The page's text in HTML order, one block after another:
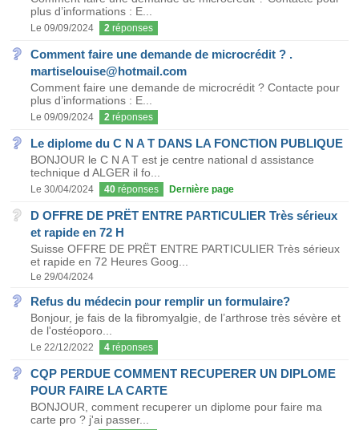
plus d’informations : E...
Le 09/09/2024 2 réponses
Comment faire une demande de microcrédit ? .
martiselouise@hotmail.com
Comment faire une demande de microcrédit ? Contacte pour
plus d’informations : E...
Le 09/09/2024 2 réponses
Le diplome du C N A T DANS LA FONCTION PUBLIQUE
BONJOUR le C N A T est je centre national d assistance
technique d ALGER il fo...
Le 30/04/2024 40 réponses Dernière page
D OFFRE DE PRËT ENTRE PARTICULIER Très sérieux
et rapide en 72 H
Suisse OFFRE DE PRËT ENTRE PARTICULIER Très sérieux
et rapide en 72 Heures Goog...
Le 29/04/2024
Refus du médecin pour remplir un formulaire?
Bonjour, je fais de la fibromyalgie, de l’arthrose très sévère et
de l'ostéoporo...
Le 22/12/2022 4 réponses
CQP PERDUE COMMENT RECUPERER UN DIPLOME
POUR FAIRE LA CARTE
BONJOUR, comment recuperer un diplome pour faire ma
carte pro ? j'ai passer...